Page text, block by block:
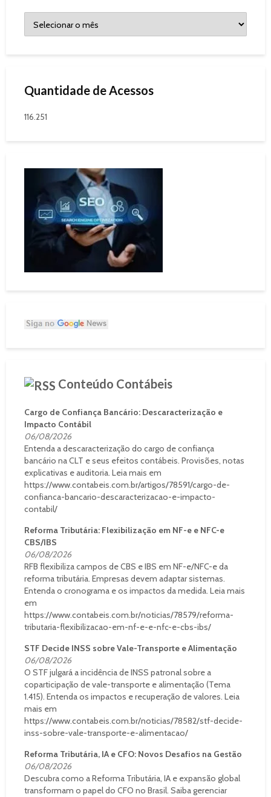
Quantidade de Acessos
116.251
Conteúdo Contábeis
Cargo de Confiança Bancário: Descaracterização e
Impacto Contábil
06/08/2026
Entenda a descaracterização do cargo de confiança
bancário na CLT e seus efeitos contábeis. Provisões, notas
explicativas e auditoria. Leia mais em
https://www.contabeis.com.br/artigos/78591/cargo-de-
confianca-bancario-descaracterizacao-e-impacto-
contabil/
Reforma Tributária: Flexibilização em NF-e e NFC-e
CBS/IBS
06/08/2026
RFB flexibiliza campos de CBS e IBS em NF-e/NFC-e da
reforma tributária. Empresas devem adaptar sistemas.
Entenda o cronograma e os impactos da medida. Leia mais
em
https://www.contabeis.com.br/noticias/78579/reforma-
tributaria-flexibilizacao-em-nf-e-e-nfc-e-cbs-ibs/
STF Decide INSS sobre Vale-Transporte e Alimentação
06/08/2026
O STF julgará a incidência de INSS patronal sobre a
coparticipação de vale-transporte e alimentação (Tema
1.415). Entenda os impactos e recuperação de valores. Leia
mais em
https://www.contabeis.com.br/noticias/78582/stf-decide-
inss-sobre-vale-transporte-e-alimentacao/
Reforma Tributária, IA e CFO: Novos Desafios na Gestão
06/08/2026
Descubra como a Reforma Tributária, IA e expansão global
transformam o papel do CFO no Brasil. Saiba gerenciar